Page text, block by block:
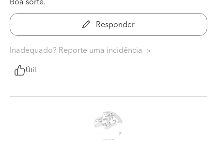
Boa sorte.
Responder
Inadequado? Reporte uma incidência
Útil